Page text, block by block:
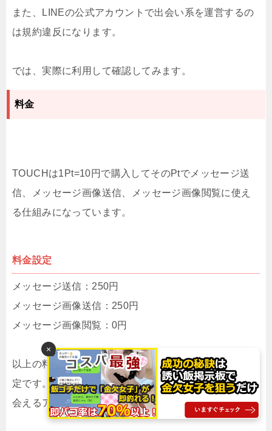
また、LINEの公式アカウントで出会い系を運営するの
は規約違反になります。
では、実際に利用して確認してみます。
料金
TOUCHは1Pt=10円で購入してそのPtでメッセージ送
信、メッセージ画像送信、メッセージ画像閲覧に使え
る仕組みになっています。
料金設定
メッセージ送信：250円
メッセージ画像送信：250円
メッセージ画像閲覧：0円
以上の料金設定からするとかなりのボッタクリ料金設
定です。メッセージ送信だけで350円って、ヤバい！出
会えるアプリなら50円程度なので7倍の料金。
×